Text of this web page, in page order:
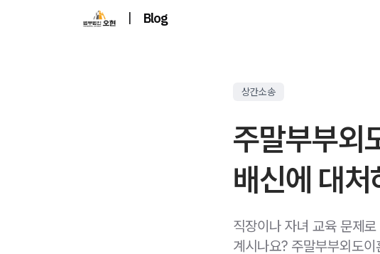
| Blog
상간소송
주말부부외
배신에 대처
직장이나 자녀 교육 문제
계시나요? 주말부부외도